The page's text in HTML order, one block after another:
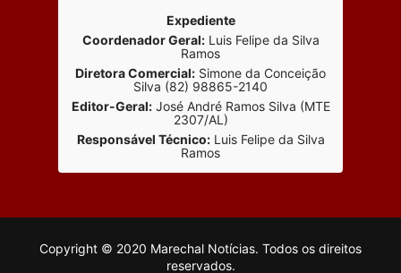
Expediente
Coordenador Geral:Luis Felipe da Silva
Ramos
Diretora Comercial: Simone da Conceição
Silva (82) 98865-2140
Editor-Geral:José André Ramos Silva (MTE
2307/AL)
Responsável Técnico:Luis Felipe da Silva
Ramos
Copyright © 2020 Marechal Notícias. Todos os direitos
reservados.